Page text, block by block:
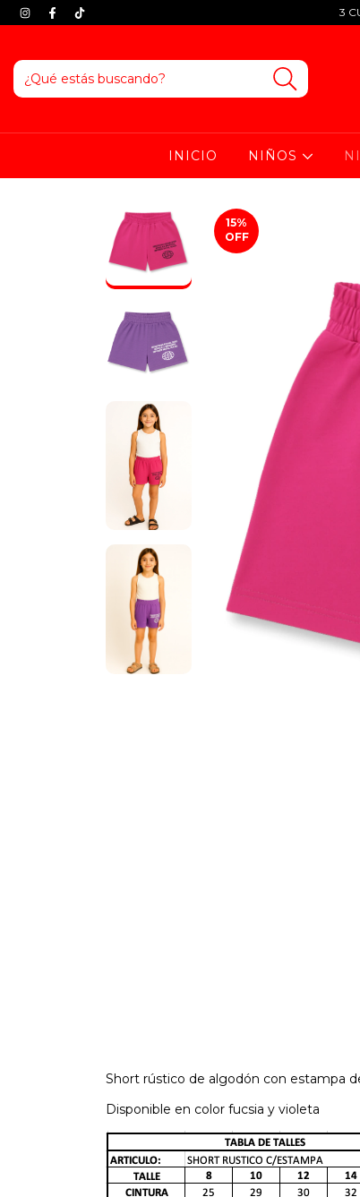
3
INICIO NIÑOS
15%
OFF
Short rústico de algodón con estampa
Disponible en color fucsia y violeta